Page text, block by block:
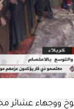
ووجهاء عشائر